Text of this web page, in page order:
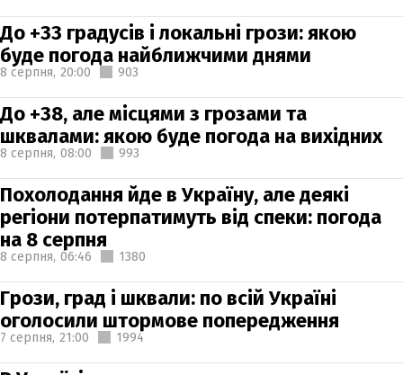
До +33 градусів і локальні грози: якою
буде погода найближчими днями
8 серпня, 20:00 903
До +38, але місцями з грозами та
шквалами: якою буде погода на вихідних
8 серпня, 08:00 993
Похолодання йде в Україну, але деякі
регіони потерпатимуть від спеки: погода
на 8 серпня
8 серпня, 06:46 1380
Грози, град і шквали: по всій Україні
оголосили штормове попередження
7 серпня, 21:00 1994